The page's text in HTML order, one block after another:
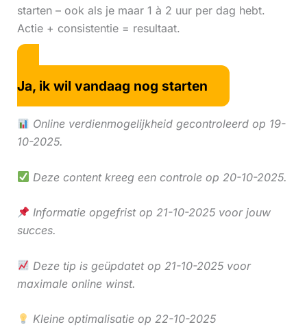
starten – ook als je maar 1 à 2 uur per dag hebt.
Actie + consistentie = resultaat.
Ja, ik wil vandaag nog starten
Online verdienmogelijkheid gecontroleerd op 19-
10-2025.
Deze content kreeg een controle op 20-10-2025.
Informatie opgefrist op 21-10-2025 voor jouw
succes.
Deze tip is geüpdatet op 21-10-2025 voor
maximale online winst.
Kleine optimalisatie op 22-10-2025